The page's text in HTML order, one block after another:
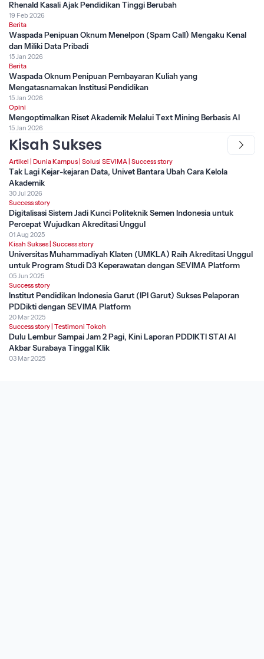
Rhenald Kasali Ajak Pendidikan Tinggi Berubah
19 Feb 2026
Berita
Waspada Penipuan Oknum Menelpon (Spam Call) Mengaku Kenal
dan Miliki Data Pribadi
15 Jan 2026
Berita
Waspada Oknum Penipuan Pembayaran Kuliah yang
Mengatasnamakan Institusi Pendidikan
15 Jan 2026
Opini
Mengoptimalkan Riset Akademik Melalui Text Mining Berbasis AI
15 Jan 2026
Kisah Sukses
Artikel Dunia Kampus Solusi SEVIMA Success story
Tak Lagi Kejar-kejaran Data, Univet Bantara Ubah Cara Kelola
Akademik
30 Jul 2026
Success story
Digitalisasi Sistem Jadi Kunci Politeknik Semen Indonesia untuk
Percepat Wujudkan Akreditasi Unggul
01 Aug 2025
Kisah Sukses Success story
Universitas Muhammadiyah Klaten (UMKLA) Raih Akreditasi Unggul
untuk Program Studi D3 Keperawatan dengan SEVIMA Platform
05 Jun 2025
Success story
Institut Pendidikan Indonesia Garut (IPI Garut) Sukses Pelaporan
PDDikti dengan SEVIMA Platform
20 Mar 2025
Success story Testimoni Tokoh
Dulu Lembur Sampai Jam 2 Pagi, Kini Laporan PDDIKTI STAI Al
Akbar Surabaya Tinggal Klik
03 Mar 2025